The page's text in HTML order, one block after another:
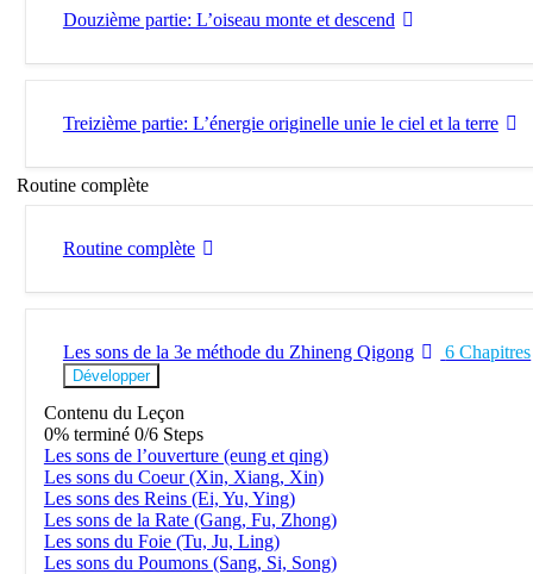
Douzième partie: L’oiseau monte et descend
Treizième partie: L’énergie originelle unie le ciel et la terre
Routine complète
Routine complète
Les sons de la 3e méthode du Zhineng Qigong 6 Chapitres
Développer
Contenu du Leçon
0% terminé 0/6 Steps
Les sons de l’ouverture (eung et qing)
Les sons du Coeur (Xin, Xiang, Xin)
Les sons des Reins (Ei, Yu, Ying)
Les sons de la Rate (Gang, Fu, Zhong)
Les sons du Foie (Tu, Ju, Ling)
Les sons du Poumons (Sang, Si, Song)